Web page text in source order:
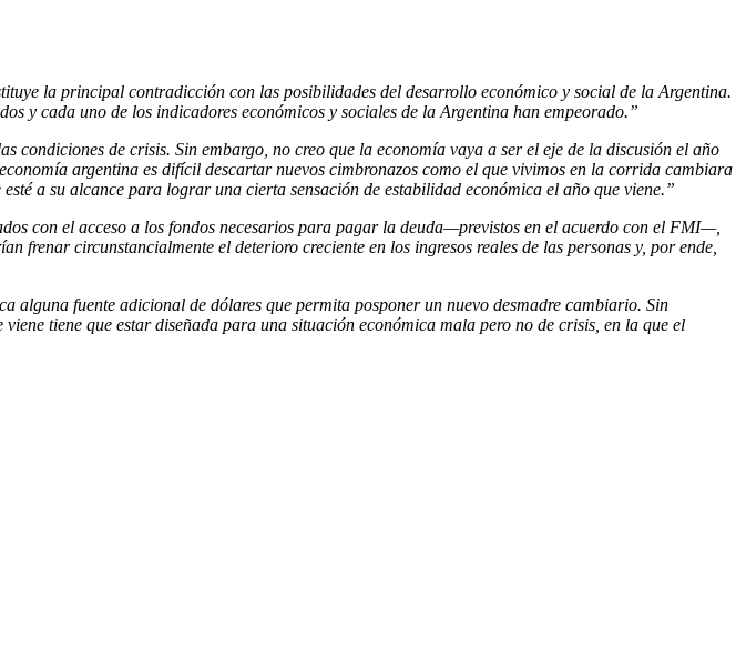
la principal contradicción con las posibilidades del desarrollo económico y social de la Argentina.
y cada uno de los indicadores económicos y sociales de la Argentina han empeorado.”
de crisis. Sin embargo, no creo que la economía vaya a ser el eje de la discusión el año
argentina es difícil descartar nuevos cimbronazos como el que vivimos en la corrida cambiara
a su alcance para lograr una cierta sensación de estabilidad económica el año que viene.”
con el acceso a los fondos necesarios para pagar la deuda—previstos en el acuerdo con el FMI—,
frenar circunstancialmente el deterioro creciente en los ingresos reales de las personas y, por ende,
alguna fuente adicional de dólares que permita posponer un nuevo desmadre cambiario. Sin
tiene que estar diseñada para una situación económica mala pero no de crisis, en la que el